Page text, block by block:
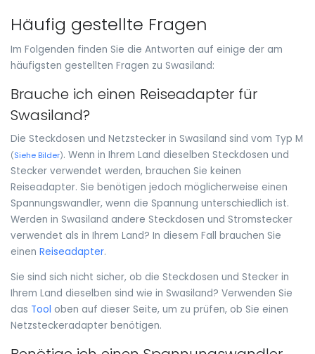
Häufig gestellte Fragen
Im Folgenden finden Sie die Antworten auf einige der am
häufigsten gestellten Fragen zu Swasiland:
Brauche ich einen Reiseadapter für
Swasiland?
Die Steckdosen und Netzstecker in Swasiland sind vom Typ M
(Siehe Bilder). Wenn in Ihrem Land dieselben Steckdosen und
Stecker verwendet werden, brauchen Sie keinen
Reiseadapter. Sie benötigen jedoch möglicherweise einen
Spannungswandler, wenn die Spannung unterschiedlich ist.
Werden in Swasiland andere Steckdosen und Stromstecker
verwendet als in Ihrem Land? In diesem Fall brauchen Sie
einen Reiseadapter.
Sie sind sich nicht sicher, ob die Steckdosen und Stecker in
Ihrem Land dieselben sind wie in Swasiland? Verwenden Sie
das Tool oben auf dieser Seite, um zu prüfen, ob Sie einen
Netzsteckeradapter benötigen.